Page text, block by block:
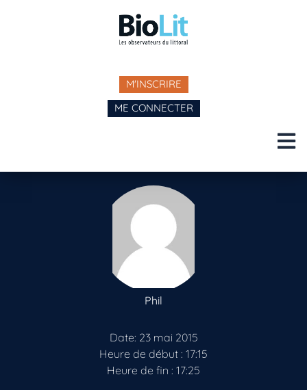
M'INSCRIRE
ME CONNECTER
Phil
Date: 23 mai 2015
Heure de début : 17:15
Heure de fin : 17:25